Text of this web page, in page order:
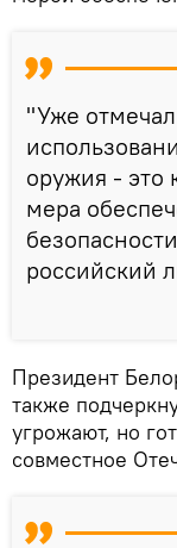
"Уже
оружия - это
мера
российский
Президент
также
угрожают, но
совместное